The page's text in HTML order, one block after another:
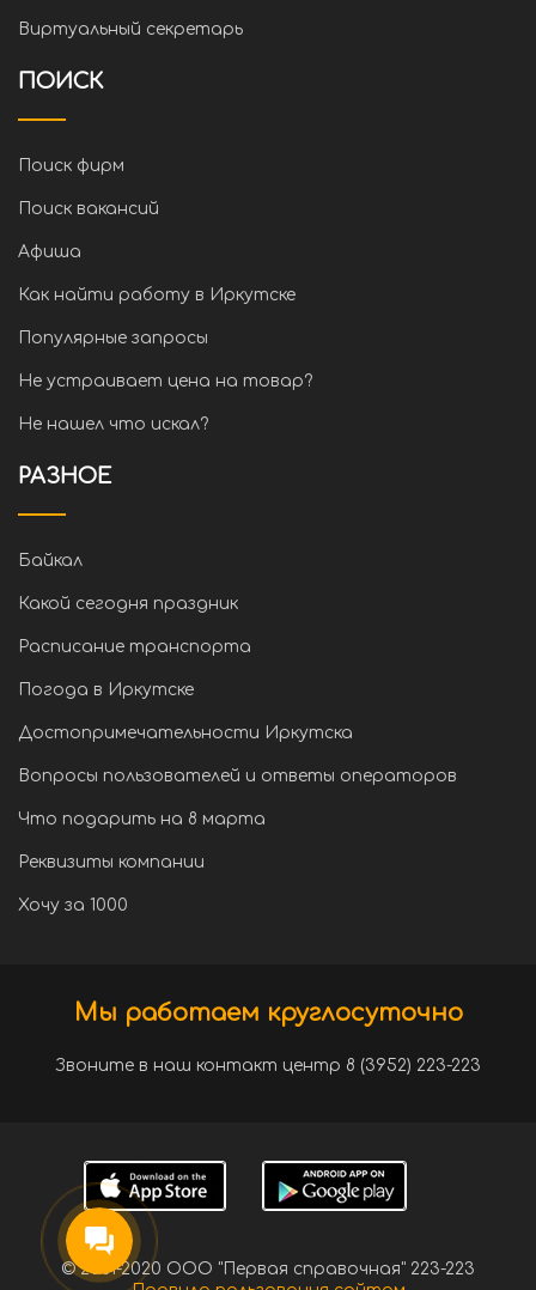
Виртуальный секретарь
ПОИСК
Поиск фирм
Поиск вакансий
Афиша
Как найти работу в Иркутске
Популярные запросы
Не устраивает цена на товар?
Не нашел что искал?
РАЗНОЕ
Байкал
Какой сегодня праздник
Расписание транспорта
Погода в Иркутске
Достопримечательности Иркутска
Вопросы пользователей и ответы операторов
Что подарить на 8 марта
Реквизиты компании
Хочу за 1000
Мы работаем круглосуточно
Звоните в наш контакт центр 8 (3952) 223-223
© 2001-2020 ООО "Первая справочная" 223-223